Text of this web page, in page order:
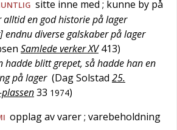
sitte inne med ; kunne by på
alltid en god historie på lager
endnu diverse galskaber på lager
Samlede verker XV 413)
hadde blitt grepet, så hadde han en
på lager (Dag Solstad 25.
33 1974)
opplag av varer; varebeholdning